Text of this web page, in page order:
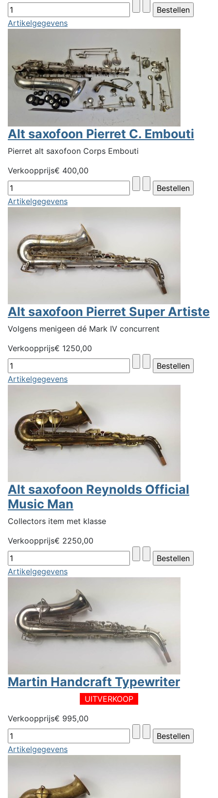
Artikelgegevens
Alt saxofoon Pierret C. Embouti
Pierret alt saxofoon Corps Embouti
Verkoopprijs€ 400,00
Artikelgegevens
Alt saxofoon Pierret Super Artiste
Volgens menigeen dé Mark IV concurrent
Verkoopprijs€ 1250,00
Artikelgegevens
Alt saxofoon Reynolds Official
Music Man
Collectors item met klasse
Verkoopprijs€ 2250,00
Artikelgegevens
Martin Handcraft Typewriter
UITVERKOOP
Verkoopprijs€ 995,00
Artikelgegevens